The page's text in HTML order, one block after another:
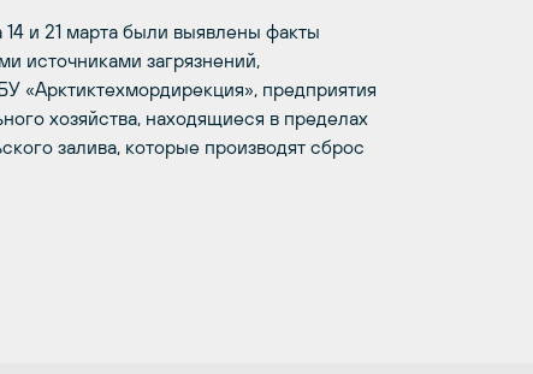
и 21 марта были выявлены факты
источниками загрязнений,
«Арктиктехмордирекция», предприятия
хозяйства, находящиеся в пределах
залива, которые производят сброс